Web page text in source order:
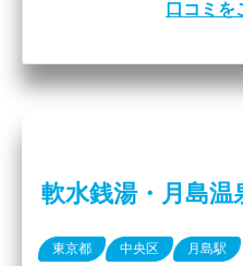
口コミを
軟水銭湯・月島温
東京都 中央区 月島駅